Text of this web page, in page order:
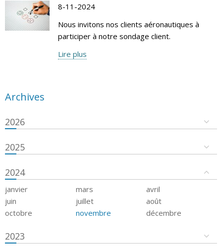
8-11-2024
Nous invitons nos clients aéronautiques à
participer à notre sondage client.
Lire plus
Archives
2026
2025
2024
janvier mars
avril
juin
juillet
août
octobre
novembre décembre
2023